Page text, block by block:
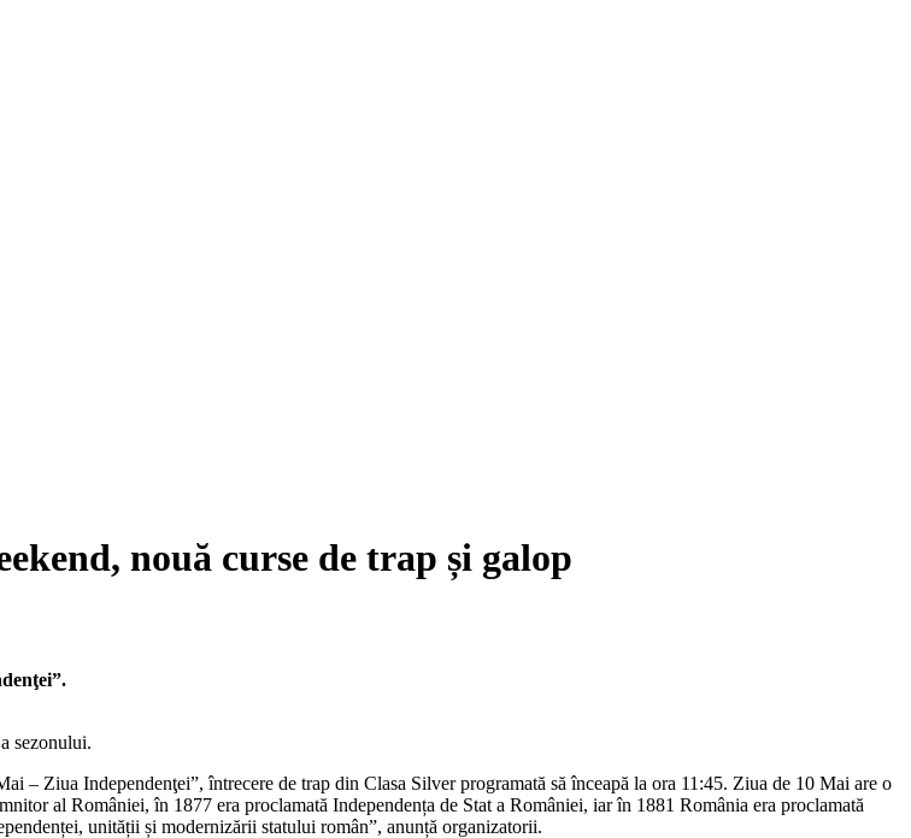
nouă curse de trap și galop
sezonului.
– Ziua Independenţei”, întrecere de trap din Clasa Silver programată să înceapă la ora 11:45. Ziua de 10 Mai are o
al României, în 1877 era proclamată Independența de Stat a României, iar în 1881 România era proclamată
unității și modernizării statului român”, anunță organizatorii.